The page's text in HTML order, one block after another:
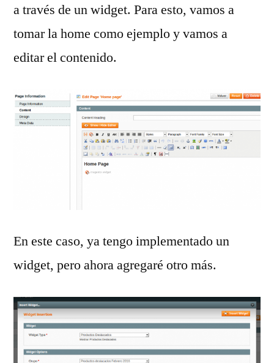
a través de un widget. Para esto, vamos a
tomar la home como ejemplo y vamos a
editar el contenido.
En este caso, ya tengo implementado un
widget, pero ahora agregaré otro más.